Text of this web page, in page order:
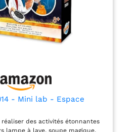
6
sur
à
- Mini lab - Espace
des activités étonnantes
lampe à lave, soupe magique,